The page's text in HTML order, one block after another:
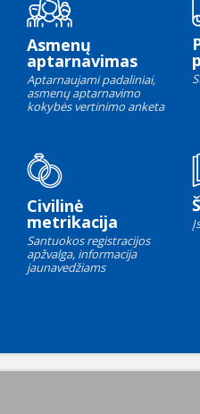
Asmenų
aptarnavimas
Aptarnaujami padaliniai,
asmenų aptarnavimo
kokybės vertinimo anketa
Civilinė
metrikacija
Santuokos registracijos
apžvalga, informacija
jaunavedžiams